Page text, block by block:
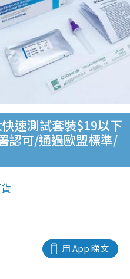
快速測試套裝$19以下
認可/通過歐盟標準/
用 App 睇文